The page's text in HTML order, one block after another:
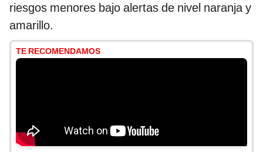
riesgos menores bajo alertas de nivel naranja y
amarillo.
TE RECOMENDAMOS